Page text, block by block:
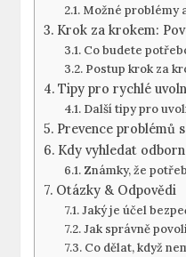
Možné problémy‌
Krok za krokem:
Co budete
Postup krok za
Tipy pro rychlé
Další tipy pro⁢
Prevence​ problémů
Kdy vyhledat
Známky, že
Otázky & Odpovědi
Jaký je⁣ účel
Jak správně
Co dělat, když